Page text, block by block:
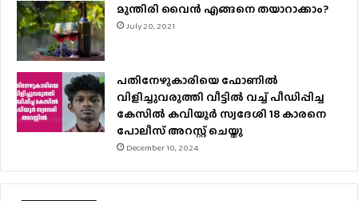
മുന്തിരി വൈന്‍ എങ്ങനെ തയാറാക്കാം?
July 20, 2021
പതിനേഴുകാരിയെ ഫോണിൽ
വിളിച്ചുവരുത്തി വീട്ടിൽ വച്ച് പീഡിപ്പിച്ച
കേസിൽ കവിയൂർ സ്വദേശി 18 കാരനെ
പോലീസ് അറസ്റ്റ് ചെയ്തു
December 10, 2024